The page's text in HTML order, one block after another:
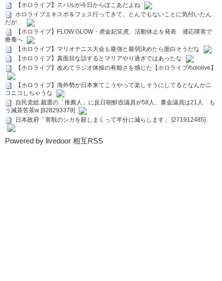
【ホロライブ】スバルが今日からぽこあだよね
ホロライブエキスポ＆フェス行ってきて、とんでもないことに気付いたん
だが…
【ホロライブ】FLOW GLOW・虎金妃笑虎、活動休止を発表 適応障害で
療養へ
【ホロライブ】マリオテニス大会も最強と最弱決めたら面白そうだな
【ホロライブ】真面目な話するとマリアやり過ぎではあったな
【ホロライブ】改めてラジオ体操の有能さを感じた【ホロライブ/hololive】
【ホロライブ】海外勢が日本来てこうやって楽しそうにしてるとなんかニ
コニコしちゃうな
自民党総.裁選の「推薦人」に反日朝鮮壺議員が58人、裏金議員は21人 も
う滅茶苦茶w [828293379]
日本政府「害獣のシカを殺しまくって半分に減らします」 [271912485]
Powered by livedoor 相互RSS